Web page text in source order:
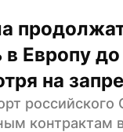
в Европу
на
российского
контрактам